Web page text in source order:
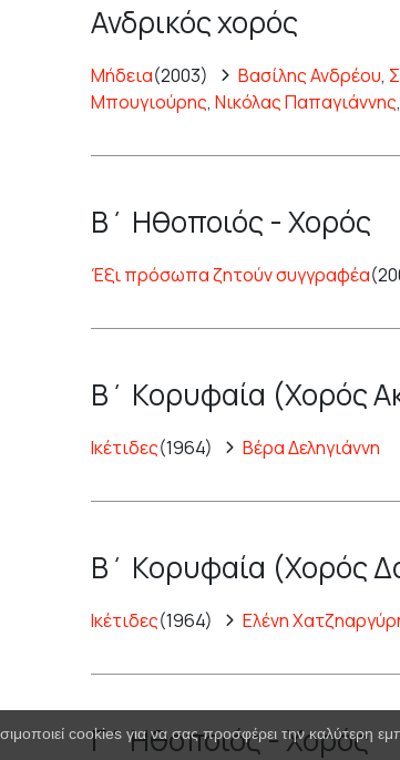
Ανδρικός χορός
Μήδεια(2003) Βασίλης Ανδρέου,
Μπουγιούρης, Νικόλας Παπαγιάννης,
Β΄ Ηθοποιός - Χορός
Έξι πρόσωπα ζητούν συγγραφέα
Β΄ Κορυφαία (Χορός
Ικέτιδες(1964) Βέρα Δεληγιάννη
Β΄ Κορυφαία (Χορός
Ικέτιδες(1964) Ελένη
Γ΄ Ηθοποιός - Χορός
cookies για να σας προσφέρει την καλύτερη